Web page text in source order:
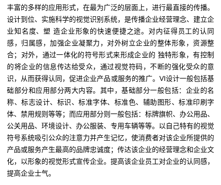
丰富的多样的应用形式，在最为广泛的层面上，进行最直接的传播。
设计到位、实施科学的视觉识别系统，是传播企业经营理念、建立企
业知名度、塑 造企业形象的快速便捷之途。对内征得员工的认同
感，归属感，加强企业凝聚力，对外树立企业的整体形象，资源整
合；对外，通过一体化的符号形式来形成企业的 独特形象，有控制
的将企业的信息传达给受众，通过视觉符码，不断的强化受众的意
识，从而获得认同，促进企业产品或服务的推广。VI设计一般包括基
础部分和应用部分两大内容。其中，基础部分一般包括：企业的名
称、标志设计、标识、标准字体、标准色、辅助图形、标准印刷字
体、禁用规则等等；而应用部分则一般包括：标牌旗帜、办公用品、
公关用品、环境设计、办公服装、专用车辆等等。以自己特有的视觉
符号系统吸引公众的注意力并产生记忆，使消费者对该企业所提供的
产品或服务产生最高的品牌忠诚度；传达该企业的经营理念和企业文
化，以形象的视觉形式宣传企业。提高该企业员工对企业的认同感，
提高企业士气。